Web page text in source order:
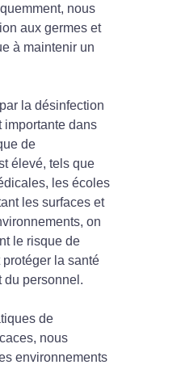
nous
aux germes et
à maintenir un
la désinfection
importante dans
de
élevé, tels que
les écoles
les surfaces et
on
le risque de
la santé
du personnel.
de
nous
environnements